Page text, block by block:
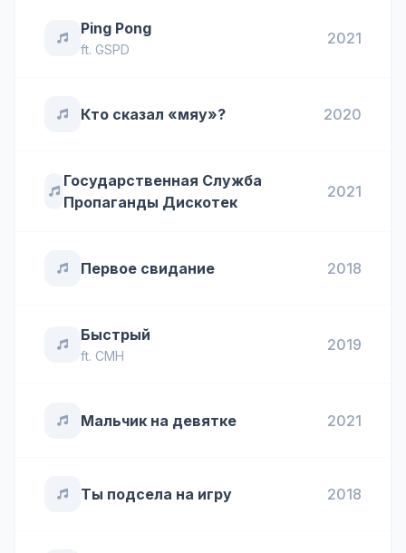
Ping Pong
ft. GSPD
2021
Кто сказал «мяу»? 2020
Государственная Служба
Пропаганды Дискотек
2021
Первое свидание 2018
Быстрый
ft. CMH
2019
Мальчик на девятке 2021
Ты подсела на игру 2018